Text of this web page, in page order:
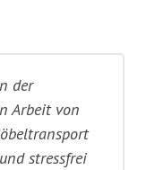
der
Arbeit von
stressfrei